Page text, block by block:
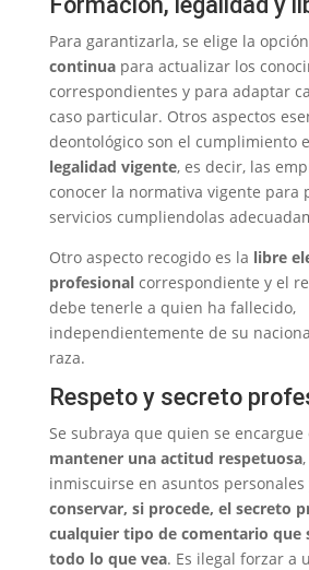
Para garantizarla, se elige la
continuapara actualizar los
correspondientes y para adaptar
caso particular. Otros aspectos
deontológico son el cumplimiento
legalidad vigente, es decir, las
conocer la normativa vigente para
servicios cumpliendolas
Otro aspecto recogido es la libre
profesionalcorrespondiente y el
debe tenerle a quien ha fallecido,
independientemente de su
raza.
Respeto y secreto
Se subraya que quien se encargue
mantener una actitud respetuosa
inmiscuirse en asuntos personales
conservar, si procede, el secreto
cualquier tipo de comentario que
todo lo que vea. Es ilegal forzar a